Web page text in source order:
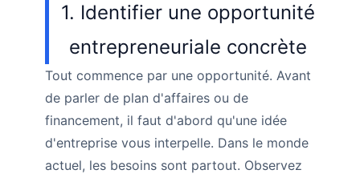
1. Identifier une opportunité
entrepreneuriale concrète
Tout commence par une opportunité. Avant
de parler de plan d'affaires ou de
financement, il faut d'abord qu'une idée
d'entreprise vous interpelle. Dans le monde
actuel, les besoins sont partout. Observez